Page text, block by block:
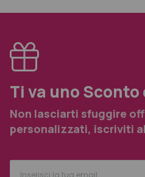
Ti va uno Sconto
Non lasciarti sfuggire
personalizzati, iscriviti